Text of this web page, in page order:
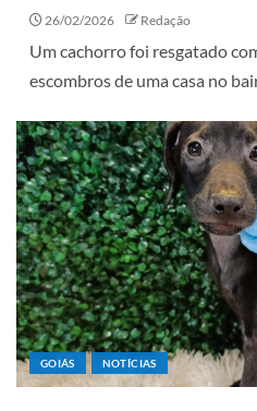
26/02/2026 Redação
Um cachorro foi resgatado
escombros de uma casa no
GOIÁS NOTÍCIAS